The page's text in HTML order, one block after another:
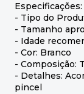
Especificações:
- Tipo do
- Tamanho
- Idade
- Cor: Branco
- Composição:
- Detalhes:
pincel